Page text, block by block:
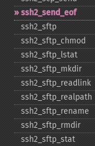
ssh2_​send_​eof
ssh2_​sftp
ssh2_​sftp_​chmod
ssh2_​sftp_​lstat
ssh2_​sftp_​mkdir
ssh2_​sftp_​readlink
ssh2_​sftp_​realpath
ssh2_​sftp_​rename
ssh2_​sftp_​rmdir
ssh2_​sftp_​stat